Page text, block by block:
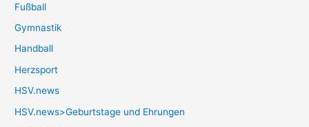
Fußball
Gymnastik
Handball
Herzsport
HSV.news
HSV.news>Geburtstage und Ehrungen